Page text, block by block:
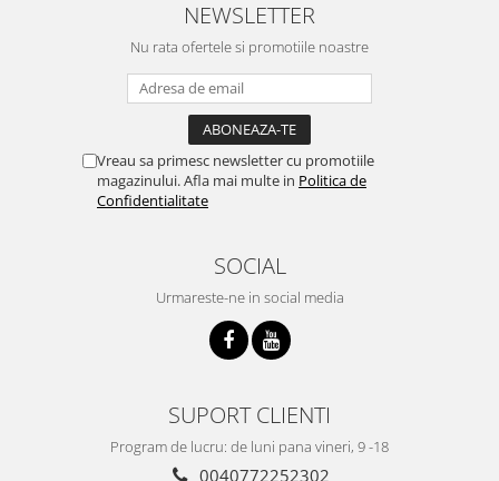
NEWSLETTER
Nu rata ofertele si promotiile noastre
Vreau sa primesc newsletter cu promotiile
magazinului. Afla mai multe in Politica de
Confidentialitate
SOCIAL
Urmareste-ne in social media
SUPORT CLIENTI
Program de lucru: de luni pana vineri, 9 -18
0040772252302